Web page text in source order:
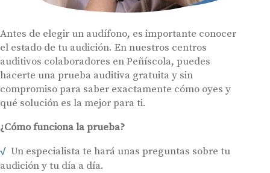
Antes de elegir un audífono, es importante conocer
el estado de tu audición. En nuestros centros
auditivos colaboradores en Peñíscola, puedes
hacerte una prueba auditiva gratuita y sin
compromiso para saber exactamente cómo oyes y
qué solución es la mejor para ti.
¿Cómo funciona la prueba?
Un especialista te hará unas preguntas sobre tu
audición y tu día a día.